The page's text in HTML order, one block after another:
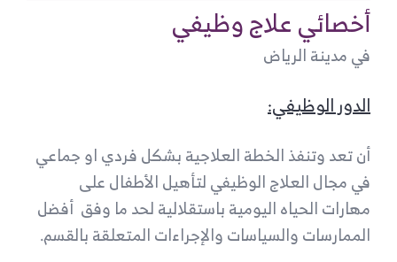
أخصائي علاج وظيفي
في مدينة الرياض
الدور الوظيفي:
أن تعد وتنفذ الخطة العلاجية بشكل فردي او جماعي
في مجال العلاج الوظيفي لتأهيل الأطفال على
مهارات الحياه اليومية باستقلالية لحد ما وفق أفضل
الممارسات والسياسات والإجراءات المتعلقة بالقسم.